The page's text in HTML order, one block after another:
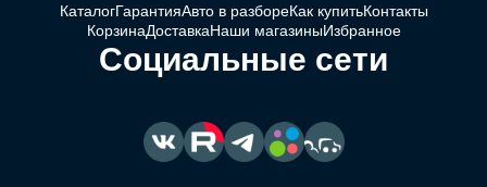
КаталогГарантияАвто в разбореКак купитьКонтакты
КорзинаДоставкаНаши магазиныИзбранное
Социальные сети